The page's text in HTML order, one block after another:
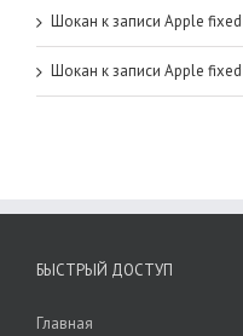
Шокан к записи Apple
Шокан к записи Apple
БЫСТРЫЙ ДОСТУП
Главная